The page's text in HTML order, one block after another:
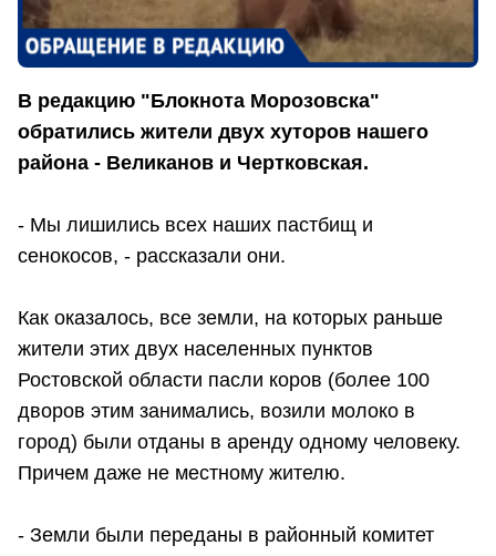
В редакцию "Блокнота Морозовска"
обратились жители двух хуторов нашего
района - Великанов и Чертковская.
- Мы лишились всех наших пастбищ и
сенокосов, - рассказали они.
Как оказалось, все земли, на которых раньше
жители этих двух населенных пунктов
Ростовской области пасли коров (более 100
дворов этим занимались, возили молоко в
город) были отданы в аренду одному человеку.
Причем даже не местному жителю.
- Земли были переданы в районный комитет